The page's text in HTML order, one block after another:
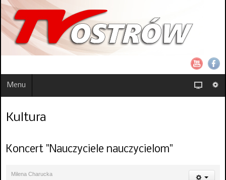
Menu
Kultura
Koncert "Nauczyciele nauczycielom"
Milena Charucka